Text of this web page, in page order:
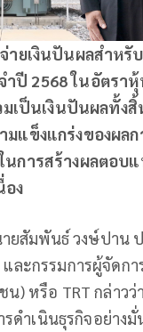
ายเงินปันผลสำหรั
ำปี 2568 ในอัตรา
เป็นเงินปันผลทั้งสิ้
แข็งแกร่งของผลก
นการสร้างผลตอบ
อง
ยสัมพันธ์ วงษ์ปาน
ละกรรมการผู้จัดก
น) หรือ TRT กล่าว
ดำเนินธุรกิจอย่าง